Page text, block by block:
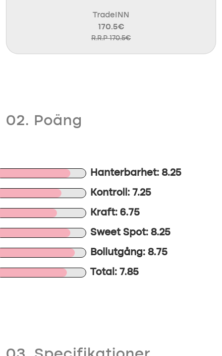
TradeINN
170.5€
R.R.P 170.5€
02. Poäng
Hanterbarhet: 8.25
Kontroll: 7.25
Kraft: 6.75
Sweet Spot: 8.25
Bollutgång: 8.75
Total: 7.85